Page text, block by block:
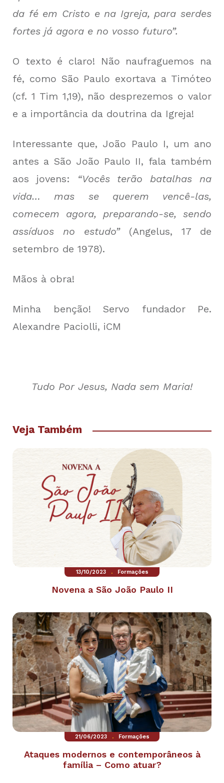
da fé em Cristo e na Igreja, para serdes
fortes já agora e no vosso futuro”.
O texto é claro! Não naufraguemos na
fé, como São Paulo exortava a Timóteo
(cf. 1 Tim 1,19), não desprezemos o valor
e a importância da doutrina da Igreja!
Interessante que, João Paulo I, um ano
antes a São João Paulo II, fala também
aos jovens: “Vocês terão batalhas na
vida… mas se querem vencê-las,
comecem agora, preparando-se, sendo
assíduos no estudo”(Angelus, 17 de
setembro de 1978).
Mãos à obra!
Minha benção! Servo fundador Pe.
Alexandre Paciolli, iCM
Tudo Por Jesus, Nada sem Maria!
Veja Também
13/10/2023 . Formações
Novena a São João Paulo II
21/06/2023 . Formações
Ataques modernos e contemporâneos à
família – Como atuar?